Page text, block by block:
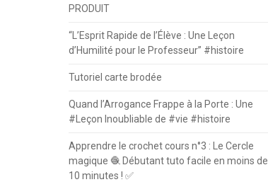
PRODUIT
“L’Esprit Rapide de l’Élève : Une Leçon
d’Humilité pour le Professeur” #histoire
Tutoriel carte brodée
Quand l’Arrogance Frappe à la Porte : Une
#Leçon Inoubliable de #vie #histoire
Apprendre le crochet cours n°3 : Le Cercle
magique 🧶 Débutant tuto facile en moins de
10 minutes ! ✅